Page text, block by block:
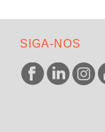
SIGA-NOS